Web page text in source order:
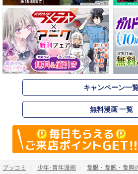
キャンペーン一
無料漫画 一覧
ブッコミ 少年･青年漫画
隻眼・隻腕・隻脚